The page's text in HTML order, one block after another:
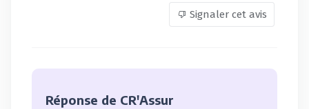
Signaler cet avis
Réponse de CR'Assur